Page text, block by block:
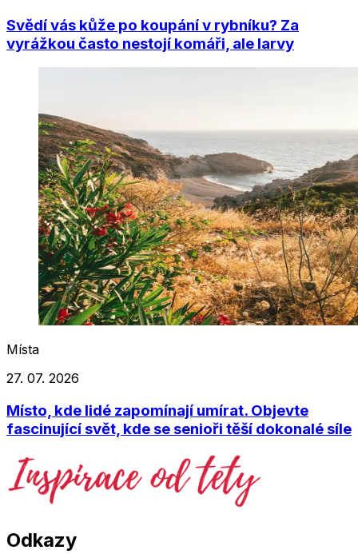
Svědí vás kůže po koupání v rybníku? Za
vyrážkou často nestojí komáři, ale larvy
Místa
27. 07. 2026
Místo, kde lidé zapomínají umírat. Objevte
fascinující svět, kde se senioři těší dokonalé síle
Odkazy